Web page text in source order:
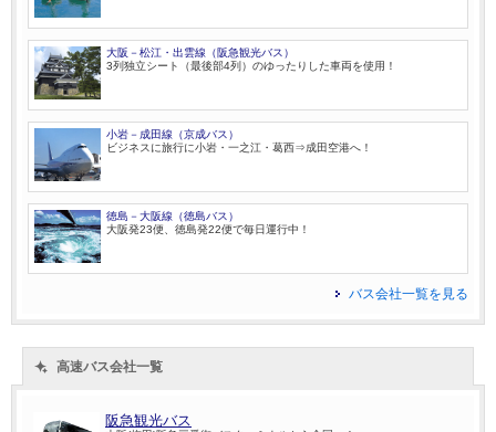
大阪－松江・出雲線（阪急観光バス）
3列独立シート（最後部4列）のゆったりした車両を使用！
小岩－成田線（京成バス）
ビジネスに旅行に小岩・一之江・葛西⇒成田空港へ！
徳島－大阪線（徳島バス）
大阪発23便、徳島発22便で毎日運行中！
バス会社一覧を見る
高速バス会社一覧
阪急観光バス